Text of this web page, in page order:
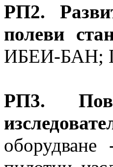
РП2.
полеви
ИБЕИ-БАН;
РП3.